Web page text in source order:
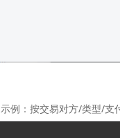
示例：按交易对方/类型/支